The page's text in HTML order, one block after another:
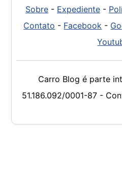
Sobre- Expediente-
Contato - Facebook -
Carro Blog é parte
51.186.092/0001-87 -